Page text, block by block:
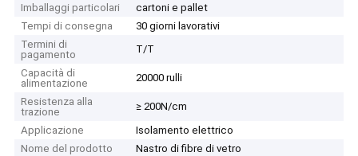
Imballaggi particolari
cartoni e pallet
Tempi di consegna
30 giorni lavorativi
Termini di
pagamento
T/T
Capacità di
alimentazione
20000 rulli
Resistenza alla
trazione
≥ 200N/cm
Applicazione
Isolamento elettrico
Nome del prodotto
Nastro di fibre di vetro